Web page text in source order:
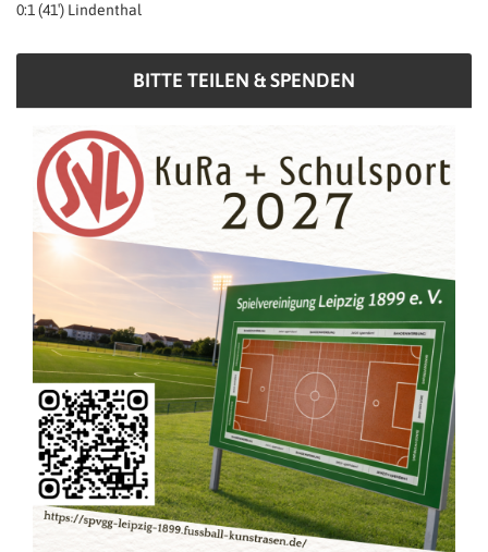
0:1 (41′) Lindenthal
BITTE TEILEN & SPENDEN